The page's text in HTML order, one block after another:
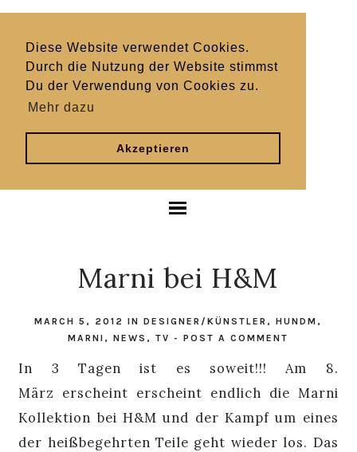
Diese Website verwendet Cookies.
Durch die Nutzung der Website stimmst
Du der Verwendung von Cookies zu.
Mehr dazu
Akzeptieren
Marni bei H&M
MARCH 5, 2012INDESIGNER/KÜNSTLER ,HUNDM ,
MARNI ,NEWS ,TV -POST A COMMENT
In 3 Tagen ist es soweit!!! Am 8.
März erscheint erscheint endlich die Marni
Kollektion bei H&M und der Kampf um eines
der heißbegehrten Teile geht wieder los. Das